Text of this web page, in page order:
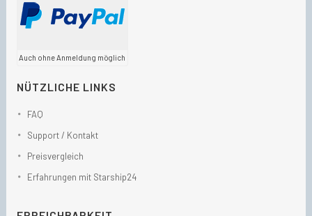
Auch ohne Anmeldung möglich
NÜTZLICHE LINKS
FAQ
Support / Kontakt
Preisvergleich
Erfahrungen mit Starship24